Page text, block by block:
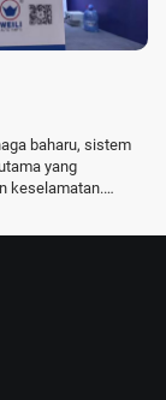
baharu, sistem
yang
keselamatan.